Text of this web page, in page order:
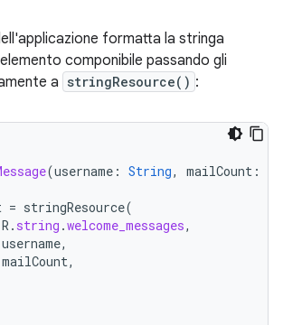
formatta la stringa
componibile passando gli
a stringResource() :
(username : String, mailCount :
= stringResource(
R . string .welcome_messages,
username,
mailCount,